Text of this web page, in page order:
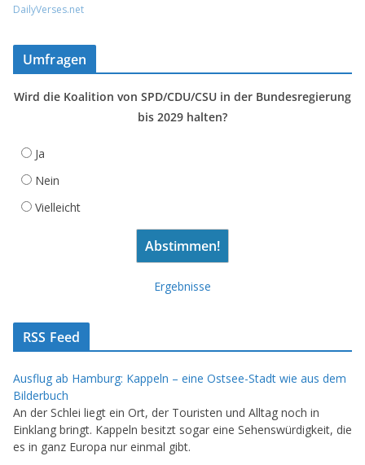
DailyVerses.net
Umfragen
Wird die Koalition von SPD/CDU/CSU in der Bundesregierung
bis 2029 halten?
Ja
Nein
Vielleicht
Ergebnisse
RSS Feed
Ausflug ab Hamburg: Kappeln – eine Ostsee-Stadt wie aus dem
Bilderbuch
An der Schlei liegt ein Ort, der Touristen und Alltag noch in
Einklang bringt. Kappeln besitzt sogar eine Sehenswürdigkeit, die
es in ganz Europa nur einmal gibt.